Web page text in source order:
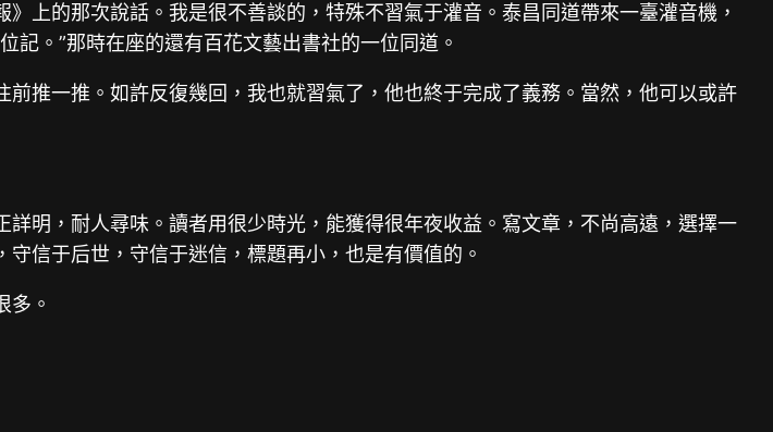
上的那次說話。我是很不善談的，特殊不習氣于灌音。泰昌同道帶來一臺灌音機，
記。”那時在座的還有百花文藝出書社的一位同道。
推一推。如許反復幾回，我也就習氣了，他也終于完成了義務。當然，他可以或許
明，耐人尋味。讀者用很少時光，能獲得很年夜收益。寫文章，不尚高遠，選擇一
信于后世，守信于迷信，標題再小，也是有價值的。
多。